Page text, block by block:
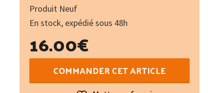
Produit Neuf
En stock, expédié sous 48h
16.00€
de
COMMANDER CET ARTICLE